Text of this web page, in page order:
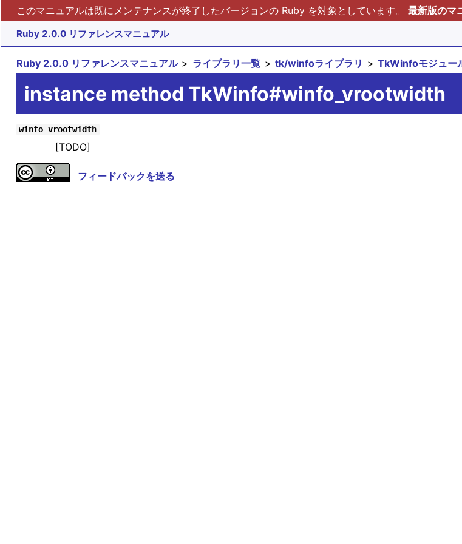
このマニュアルは既にメンテナンスが終了したバージョンの Ruby を対象としています。 最新版のマ
Ruby 2.0.0 リファレンスマニュアル
Ruby 2.0.0 リファレンスマニュアル ライブラリ一覧 tk/winfoライブラリ TkWinfoモジュー
instance method TkWinfo#winfo_vrootwidth
winfo_vrootwidth
[TODO]
フィードバックを送る